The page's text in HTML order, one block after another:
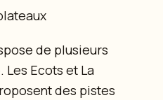
de plusieurs
Ecots et La
des pistes